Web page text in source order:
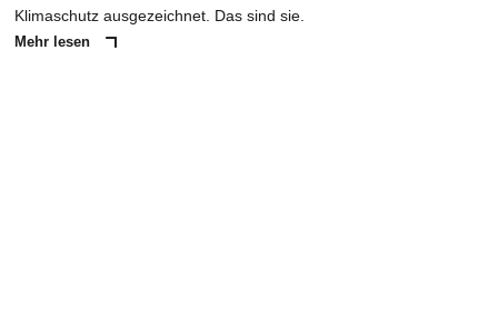
Klimaschutz ausgezeichnet. Das sind sie.
Mehr lesen